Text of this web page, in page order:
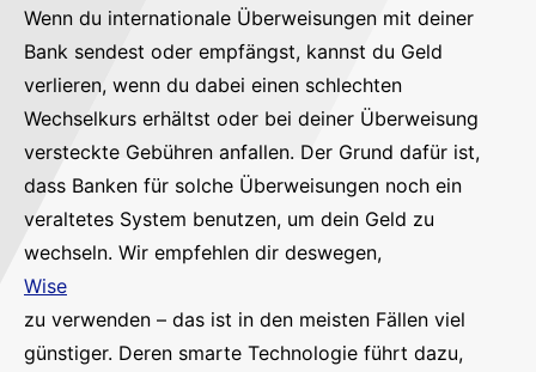
Wenn du internationale Überweisungen mit deiner
Bank sendest oder empfängst, kannst du Geld
verlieren, wenn du dabei einen schlechten
Wechselkurs erhältst oder bei deiner Überweisung
versteckte Gebühren anfallen. Der Grund dafür ist,
dass Banken für solche Überweisungen noch ein
veraltetes System benutzen, um dein Geld zu
wechseln. Wir empfehlen dir deswegen,
Wise
zu verwenden – das ist in den meisten Fällen viel
günstiger. Deren smarte Technologie führt dazu,